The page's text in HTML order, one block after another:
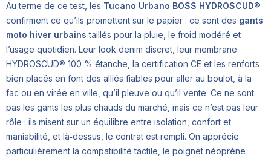
Au terme de ce test, les Tucano Urbano BOSS HYDROSCUD®
confirment ce qu’ils promettent sur le papier : ce sont des gants
moto hiver urbains taillés pour la pluie, le froid modéré et
l’usage quotidien. Leur look denim discret, leur membrane
HYDROSCUD® 100 % étanche, la certification CE et les renforts
bien placés en font des alliés fiables pour aller au boulot, à la
fac ou en virée en ville, qu’il pleuve ou qu’il vente. Ce ne sont
pas les gants les plus chauds du marché, mais ce n’est pas leur
rôle : ils misent sur un équilibre entre isolation, confort et
maniabilité, et là‑dessus, le contrat est rempli. On apprécie
particulièrement la compatibilité tactile, le poignet néoprène